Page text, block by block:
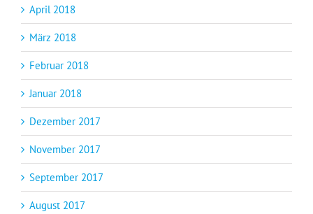
April 2018
März 2018
Februar 2018
Januar 2018
Dezember 2017
November 2017
September 2017
August 2017